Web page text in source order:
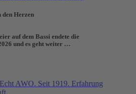
den Herzen
auf dem Bassi endete die
und es geht weiter …